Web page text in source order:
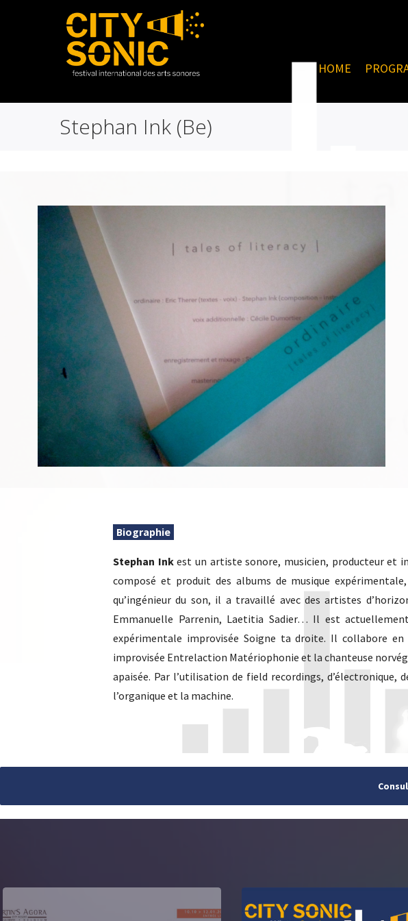
HOME
Stephan Ink (Be)
Biographie
Stephan Inkest un artiste sonore, musicien, producteur et
composé et produit des albums de musique
qu’ingénieur du son, il a travaillé avec des artistes
Emmanuelle Parrenin, Laetitia Sadier… Il est
expérimentale improvisée Soigne ta droite. Il collabore
improvisée Entrelaction Matériophonie et la chanteuse
apaisée. Par l’utilisation de field recordings,
l’organique et la machine.